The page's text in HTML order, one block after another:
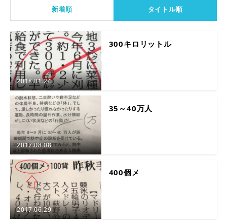
新着順 タイトル順
2018.01.24
300キロリットル
2017.08.08
35～40万人
2017.06.29
400個メ